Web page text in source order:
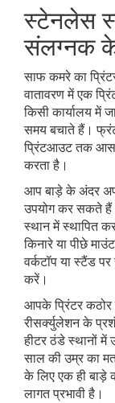
स्टेनलेस
संलग्नक के
साफ कमरे का
वातावरण में एक
किसी कार्यालय में
समय बचाते हैं।
प्रिंटआउट तक
करता है।
आप बाड़े के अंदर
उपयोग कर सकते
स्थान में स्थापित
किनारे या पीछे
वर्कटॉप या स्टैंड
करें।
आपके प्रिंटर
रीसर्क्युलेशन के
हीटर ठंडे स्थानों में
साल की उम्र का
के लिए एक ही
लागत प्रभावी है।